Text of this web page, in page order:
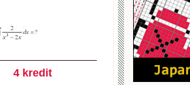
4 kredit